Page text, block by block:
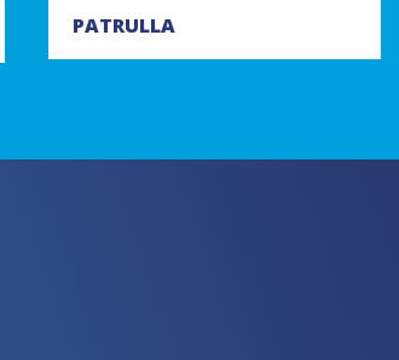
PATRULLA